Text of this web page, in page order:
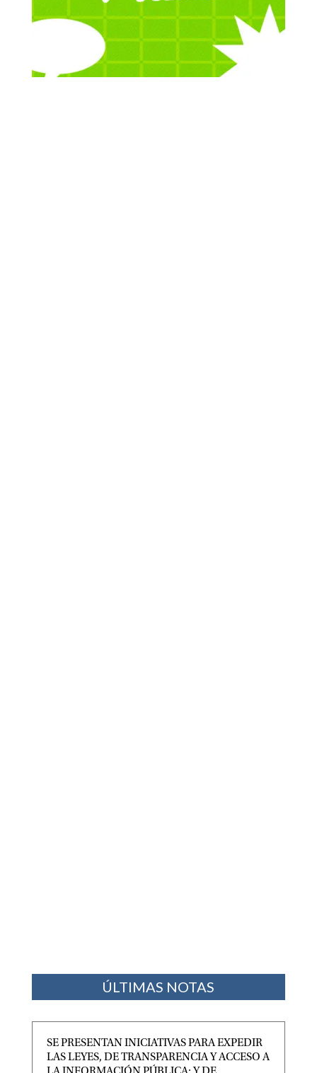
ÚLTIMAS NOTAS
SE PRESENTAN INICIATIVAS PARA EXPEDIR
LAS LEYES, DE TRANSPARENCIA Y ACCESO A